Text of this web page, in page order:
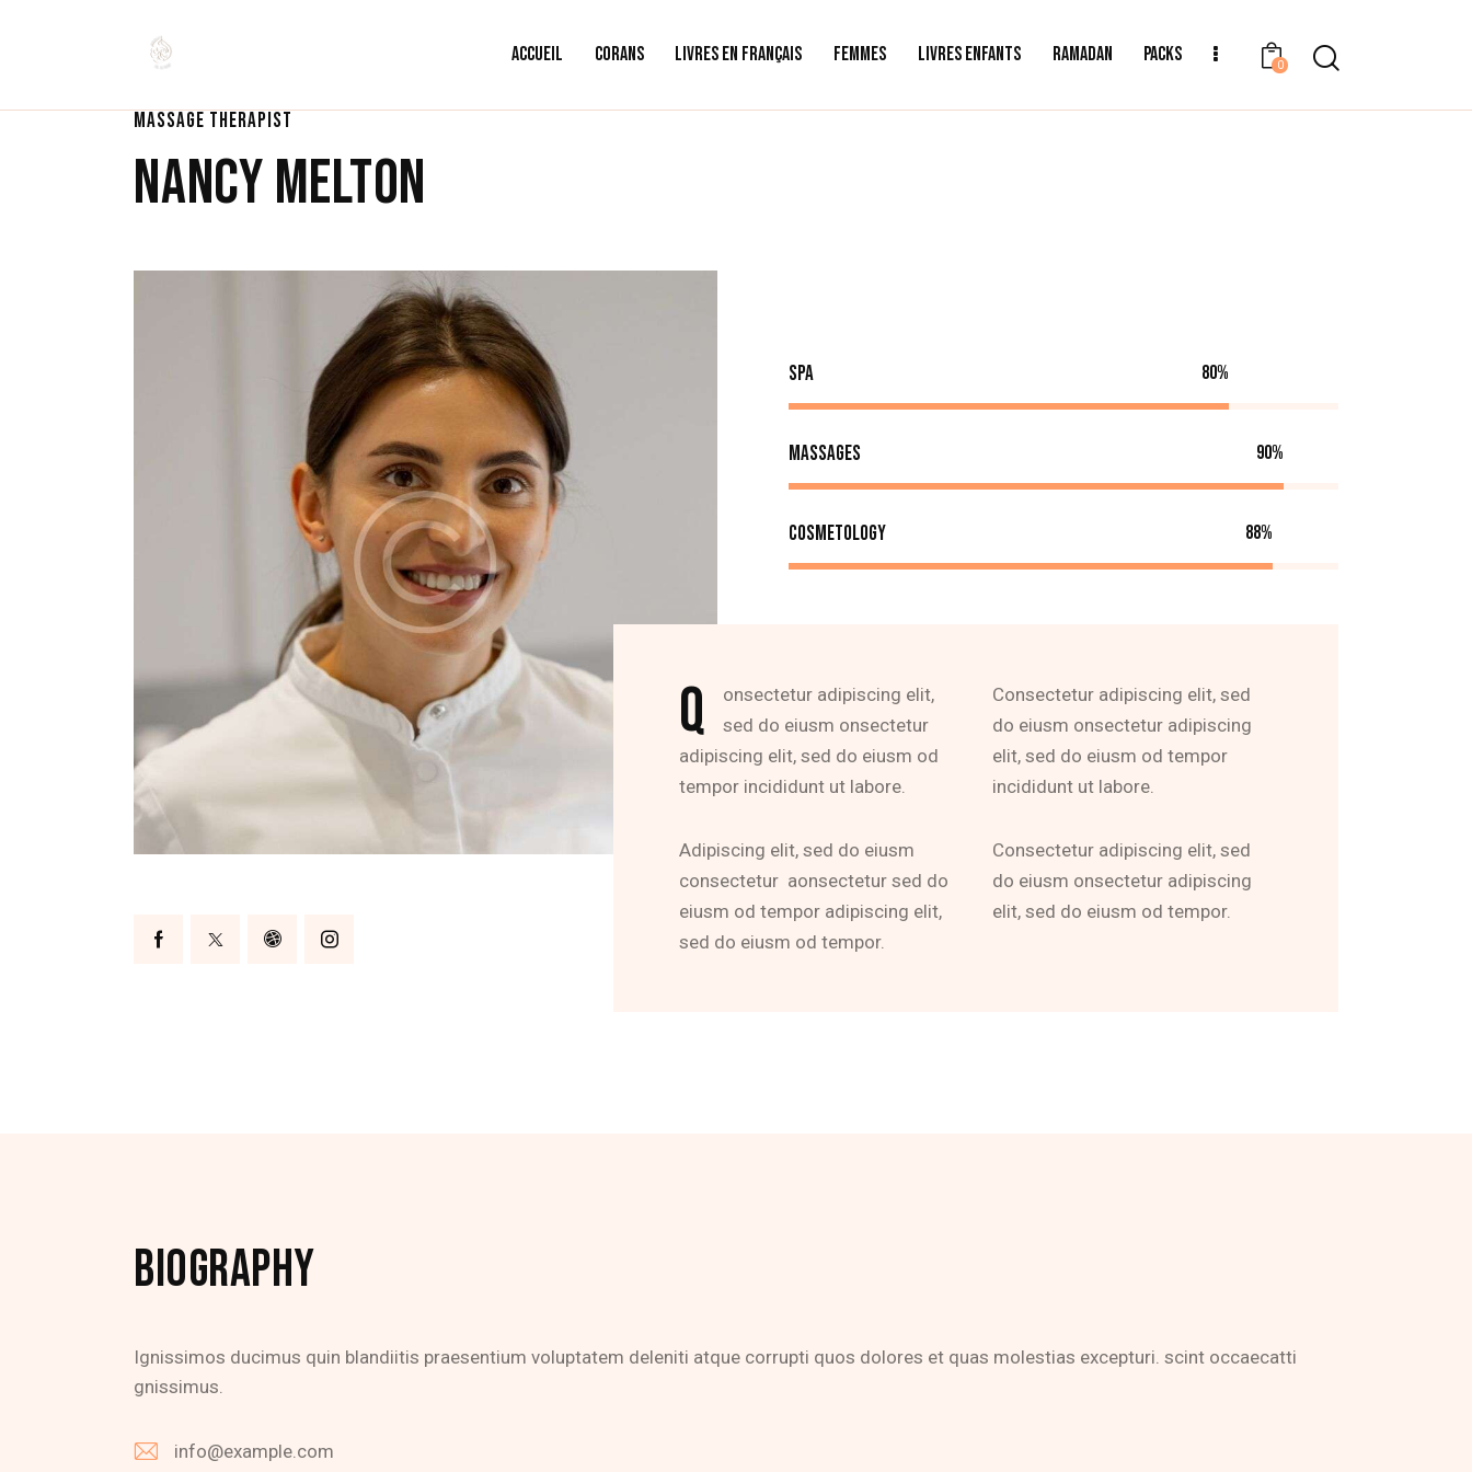
ACCUEIL CORANS LIVRES EN FRANÇAIS FEMMES LIVRES ENFANTS RAMADAN PACKS 0
MASSAGE THERAPIST
NANCY MELTON
SPA 80%
Massages 90%
Cosmetology 88%
Q
onsectetur adipiscing elit,
sed do eiusm onsectetur
adipiscing elit, sed do eiusm od
tempor incididunt ut labore.
Adipiscing elit, sed do eiusm
consectetur aonsectetur sed do
eiusm od tempor adipiscing elit,
sed do eiusm od tempor.
Consectetur adipiscing elit, sed
do eiusm onsectetur adipiscing
elit, sed do eiusm od tempor
incididunt ut labore.
Consectetur adipiscing elit, sed
do eiusm onsectetur adipiscing
elit, sed do eiusm od tempor.
BIOGRAPHY
Ignissimos ducimus quin blandiitis praesentium voluptatem deleniti atque corrupti quos dolores et quas molestias excepturi. scint occaecatti
gnissimus.
info@example.com